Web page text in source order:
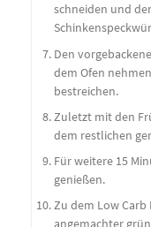
schneiden und
Den
dem Ofen
bestreichen.
Zuletzt mit den
dem restlichen
Für weitere 15
genießen.
Zu dem Low
angemachter